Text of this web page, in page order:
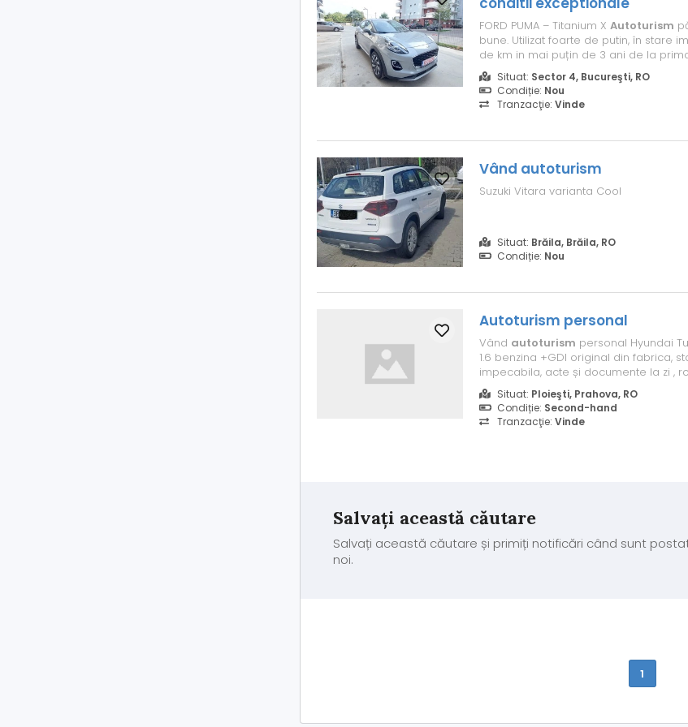
FORD PUMA – Titanium X Autoturism
bune. Utilizat foarte de putin, în stare
de km in mai puțin de 3 ani de la
oferă confort sporit și siguranță, fiind
cât și pentru drumuri lungi. Varianta
nive...
Situat: Sector 4, Bucureşti, RO
Condiție: Nou
Tranzacţie: Vinde
Vând autoturism
Suzuki Vitara varianta Cool
Situat: Brăila, Brăila, RO
Condiție: Nou
Autoturism personal
Vând autoturism personal Hyundai
1.6 benzina +GDI original din fabrica,
impecabila, acte și documente la zi ,
etc, model cu multiple dotări , cutie
detalii la 0724265815. Rog seriozitate.
Situat: Ploieşti, Prahova, RO
Condiție: Second-hand
Tranzacţie: Vinde
Salvați această căutare
Salvați această căutare și primiți notificări când sunt
noi.
1